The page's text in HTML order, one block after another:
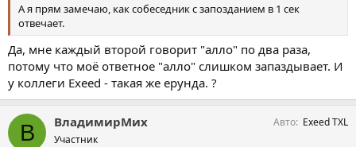
А я прям замечаю, как собеседник с запозданием в 1 сек
отвечает.
Да, мне каждый второй говорит "алло" по два раза,
потому что моё ответное "алло" слишком запаздывает. И
у коллеги Exeed - такая же ерунда. ?
В ВладимирМих
Участник
Авто Exeed TXL